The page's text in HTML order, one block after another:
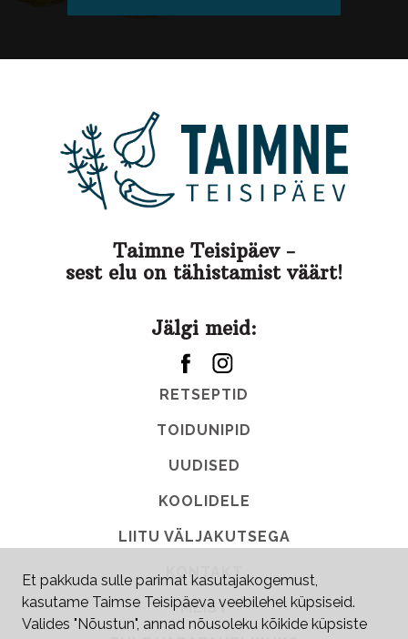
Taimne Teisipäev -
sest elu on tähistamist väärt!
Jälgi meid:
RETSEPTID
TOIDUNIPID
UUDISED
KOOLIDELE
LIITU VÄLJAKUTSEGA
KONTAKT
MEIST
Et pakkuda sulle parimat kasutajakogemust,
kasutame Taimse Teisipäeva veebilehel küpsiseid.
Valides "Nõustun", annad nõusoleku kõikide küpsiste